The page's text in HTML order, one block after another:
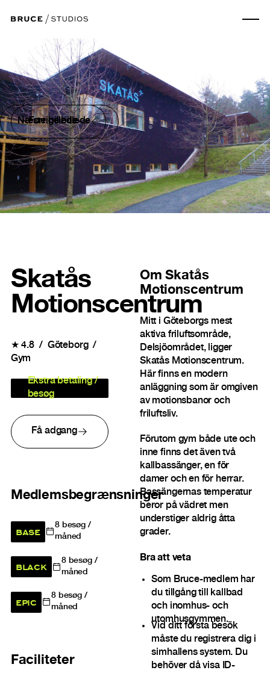
Forrige billede
Næste billede
Skatås
Motionscentrum
★4.8
Göteborg
Gym
Ekstra betaling /
besøg
Få adgang
Medlemsbegrænsninger
BASE 8besøg /
måned
BLACK 8besøg /
måned
EPIC 8besøg /
måned
Faciliteter
OmSkatås
Motionscentrum
Mitt i Göteborgs mest
aktiva friluftsområde,
Delsjöområdet, ligger
Skatås Motionscentrum.
Här finns en modern
anläggning som är omgiven
av motionsbanor och
friluftsliv.
Förutom gym både ute och
inne finns det även två
kallbassänger, en för
damer och en för herrar.
Bassängernas temperatur
beror på vädret men
understiger aldrig åtta
grader.
Bra att veta
Som Bruce-medlem har
du tillgång till kallbad
och inomhus- och
utomhusgymmen.
Vid ditt första besök
måste du registrera dig i
simhallens system. Du
behöver då visa ID-